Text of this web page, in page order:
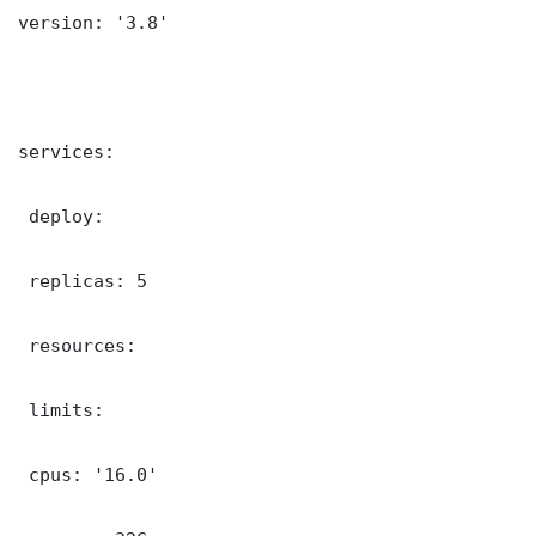
version: '3.8'
services:
deploy:
replicas: 5
resources:
limits:
cpus: '16.0'